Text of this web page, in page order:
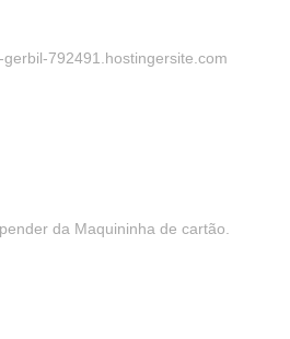
792491.hostingersite.com
da Maquininha de cartão.